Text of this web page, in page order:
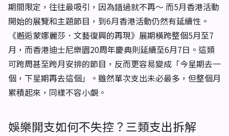
期間限定，往往最吸引，因為錯過就不再～ 而5月香港活動
開始的展覽和主題節目，到6月香港活動仍然有延續性。
《邂逅蒙娜麗莎．文藝復興的再現》展期橫跨整個5月至7
月，而香港迪士尼樂園20周年慶典則延續至6月7日。這類
可跨周甚至跨月安排的節目，反而更容易變成「今星期去一
個，下星期再去這個」。雖然單次支出未必最多，但整個月
累積起來，同樣不容小覷。
娛樂開支如何不失控？三類支出拆解